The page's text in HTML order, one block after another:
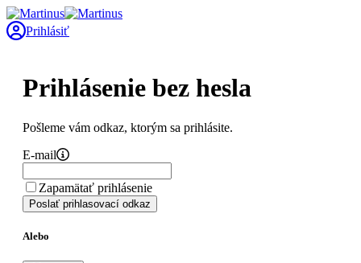
Prihlásiť
Prihlásenie bez hesla
Pošleme vám odkaz, ktorým sa prihlásite.
E-mail
Zapamätať prihlásenie
Poslať prihlasovací odkaz
Alebo